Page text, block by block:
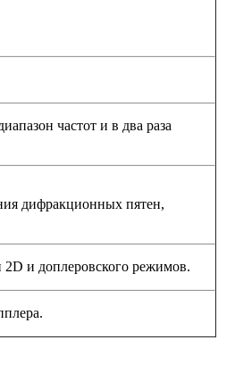
частот и в два раза
дифракционных пятен,
и доплеровского режимов.